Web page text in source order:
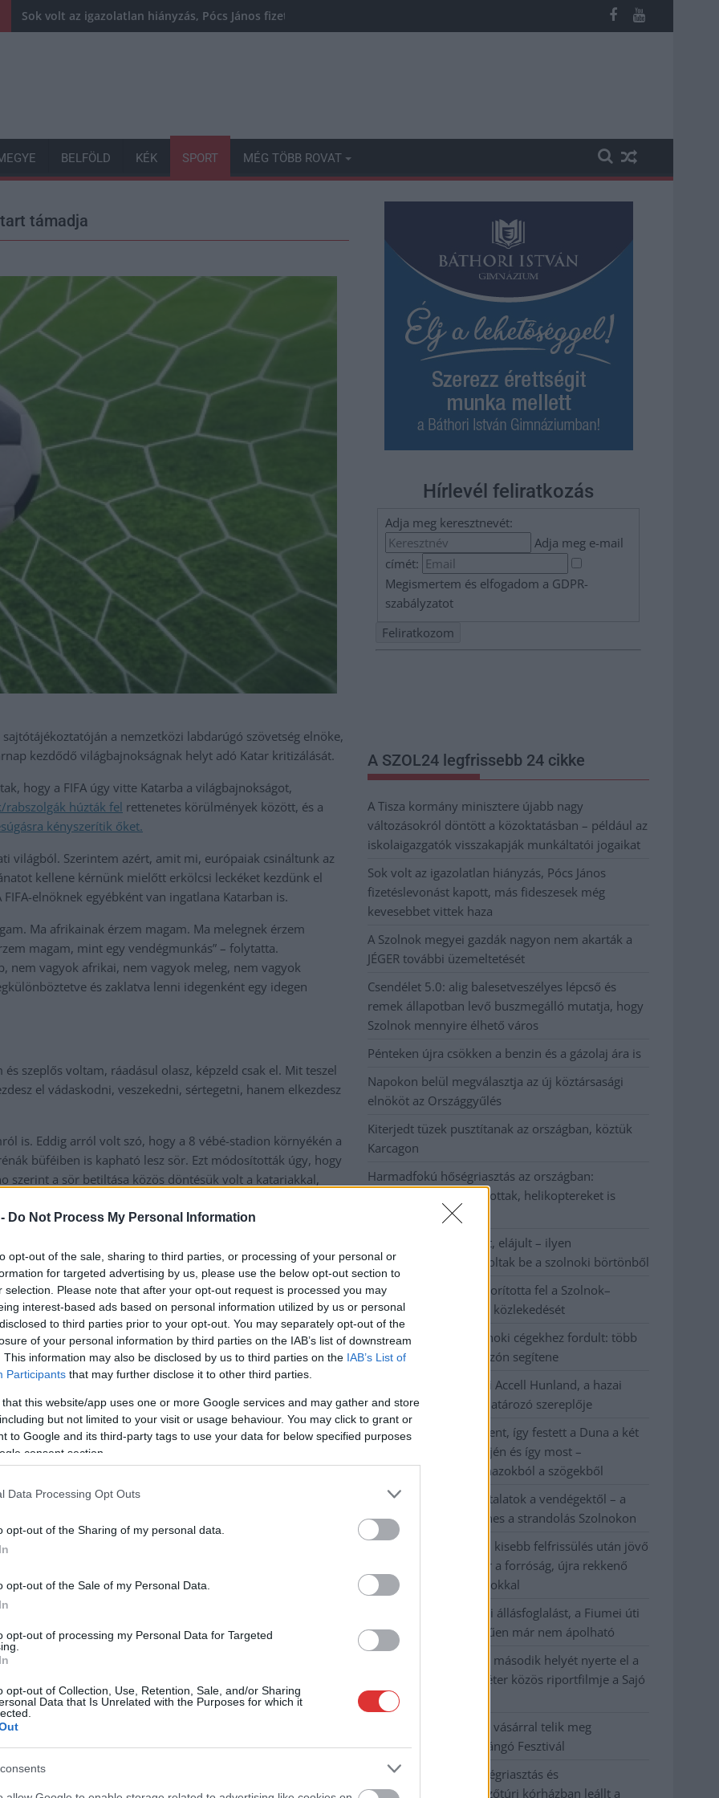
Do Not Process My Personal Information
opt-out of the sale, sharing to third parties, or processing of your personal or
for targeted advertising by us, please use the below opt-out section to
selection. Please note that after your opt-out request is processed you may
interest-based ads based on personal information utilized by us or personal
to third parties prior to your opt-out. You may separately opt-out of the
of your personal information by third parties on the IAB’s list of downstream
This information may also be disclosed by us to third parties on the IAB’s List of
Participants that may further disclose it to other third parties.
this website/app uses one or more Google services and may gather and store
but not limited to your visit or usage behaviour. You may click to grant or
to Google and its third-party tags to use your data for below specified purposes
consent section.
Data Processing Opt Outs
opt-out of the Sharing of my personal data.
opt-out of the Sale of my Personal Data.
opt-out of processing my Personal Data for Targeted
opt-out of Collection, Use, Retention, Sale, and/or Sharing
Data that Is Unrelated with the Purposes for which it
Sok volt az igazolatlan hiányzás, Pócs János fizetéslevonást kapott, más fideszesek még kevesebbet vittek haza
BELFÖLD KÉK SPORT MÉG TÖBB ROVAT
támadja
a nemzetközi labdarúgó szövetség elnöke,
kezdődő világbajnokságnak helyt adó Katar kritizálását.
hogy a FIFA úgy vitte Katarba a világbajnokságot,
húzták fel rettenetes körülmények között, és a
kényszerítik őket.
világból. Szerintem azért, amit mi, európaiak csináltunk az
kellene kérnünk mielőtt erkölcsi leckéket kezdünk el
elnöknek egyébként van ingatlana Katarban is.
Ma afrikainak érzem magam. Ma melegnek érzem
magam, mint egy vendégmunkás” – folytatta.
nem vagyok afrikai, nem vagyok meleg, nem vagyok
és zaklatva lenni idegenként egy idegen
szeplős voltam, ráadásul olasz, képzeld csak el. Mit teszel
el vádaskodni, veszekedni, sértegetni, hanem elkezdesz
is. Eddig arról volt szó, hogy a 8 vébé-stadion környékén a
büféiben is kapható lesz sör. Ezt módosították úgy, hogy
szerint a sör betiltása közös döntésük volt a katariakkal,
azért lett nagy dolog, mert ez egy muszlim ország? Ha ez a
zárta, hogy az összegyűlt újságírókat utasította, hogy ne
itt. De másokat ne kritizálj, ne kritizáld Katart. Hagyd,
Kiss Lajos
Újpesten
Hírlevél feliratkozás
Adja meg keresztnevét:
Adja meg e-mail
címét:
Megismertem és elfogadom a GDPR-
szabályzatot
A SZOL24 legfrissebb 24 cikke
A Tisza kormány minisztere újabb nagy
változásokról döntött a közoktatásban – például az
iskolaigazgatók visszakapják munkáltatói jogaikat
Sok volt az igazolatlan hiányzás, Pócs János
fizetéslevonást kapott, más fideszesek még
kevesebbet vittek haza
A Szolnok megyei gazdák nagyon nem akarták a
JÉGER további üzemeltetését
Csendélet 5.0: alig balesetveszélyes lépcső és
remek állapotban levő buszmegálló mutatja, hogy
Szolnok mennyire élhető város
Pénteken újra csökken a benzin és a gázolaj ára is
Napokon belül megválasztja az új köztársasági
elnököt az Országgyűlés
Kiterjedt tüzek pusztítanak az országban, köztük
Karcagon
Harmadfokú hőségriasztás az országban:
Szolnokon klímát javítottak, helikoptereket is
bevetettek a tüzeknél
A zárkában rosszul lett, elájult – ilyen
körülményekről számoltak be a szolnoki börtönből
Váratlan fennakadás borította fel a Szolnok–
Kecskemét vasútvonal közlekedését
A polgármester a szolnoki cégekhez fordult: több
száz elbocsátott dolgozón segítene
Csődbe ment a tószegi Accell Hunland, a hazai
kerékpárgyártás meghatározó szereplője
Egyszer fent, egyszer lent, így festett a Duna a két
évvel ezelőtti árvíz idején és így most –
fotógyűjtemény ugyanazokból a szögekből
Ilyenek eddig a tapasztalatok a vendégektől – a
hőhullám miatt ingyenes a strandolás Szolnokon
Nem biztató: a hétvégi kisebb felfrissülés után jövő
héten megint visszatér a forróság, újra rekkenő
hőség jön, akár 38 fokokkal
Közzétették a szakértői állásfoglalást, a Fiumei úti
fák többsége szakszerűen már nem ápolható
A MÚOSZ sajtódíjának második helyét nyerte el a
Borsod24 és a Paraméter közös riportfilmje a Sajó
szennyezéséről
Tánccal, zeneszóval és vásárral telik meg
Jászberény, indul a Csángó Fesztivál
Meghosszabbított hőségriasztás és
vízkorlátozások, a mezőtúri kórházban leállt a